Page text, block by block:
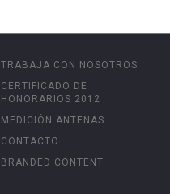
TRABAJA CON NOSOTROS
CERTIFICADO DE
HONORARIOS 2012
MEDICIÓN ANTENAS
CONTACTO
BRANDED CONTENT